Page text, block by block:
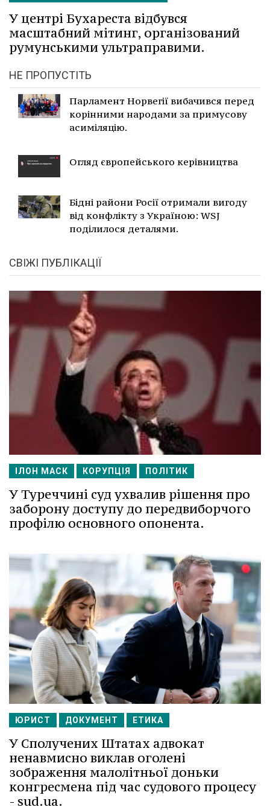
У центрі Бухареста відбувся
масштабний мітинг, організований
румунськими ультраправими.
НЕ ПРОПУСТІТЬ
Парламент Норвегії вибачився перед
корінними народами за примусову
асиміляцію.
Огляд європейського керівництва
Бідні райони Росії отримали вигоду
від конфлікту з Україною: WSJ
поділилося деталями.
СВІЖІ ПУБЛІКАЦІЇ
ІЛОН МАСК КОРУПЦІЯ ПОЛІТИК
У Туреччині суд ухвалив рішення про
заборону доступу до передвиборчого
профілю основного опонента.
ЮРИСТ ДОКУМЕНТ ЕТИКА
У Сполучених Штатах адвокат
ненавмисно виклав оголені
зображення малолітньої доньки
конгресмена під час судового процесу
- sud.ua.